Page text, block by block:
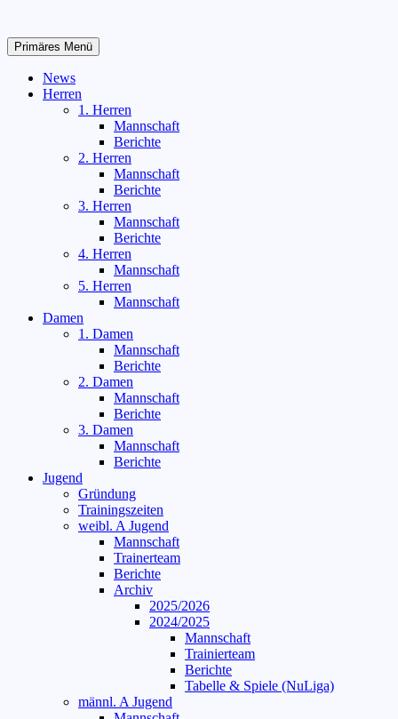
springen
Primäres Menü
News
Herren
1. Herren
Mannschaft
Berichte
2. Herren
Mannschaft
Berichte
3. Herren
Mannschaft
Berichte
4. Herren
Mannschaft
5. Herren
Mannschaft
Damen
1. Damen
Mannschaft
Berichte
2. Damen
Mannschaft
Berichte
3. Damen
Mannschaft
Berichte
Jugend
Gründung
Trainingszeiten
weibl. A Jugend
Mannschaft
Trainerteam
Berichte
Archiv
2025/2026
2024/2025
Mannschaft
Trainierteam
Berichte
Tabelle & Spiele (NuLiga)
männl. A Jugend